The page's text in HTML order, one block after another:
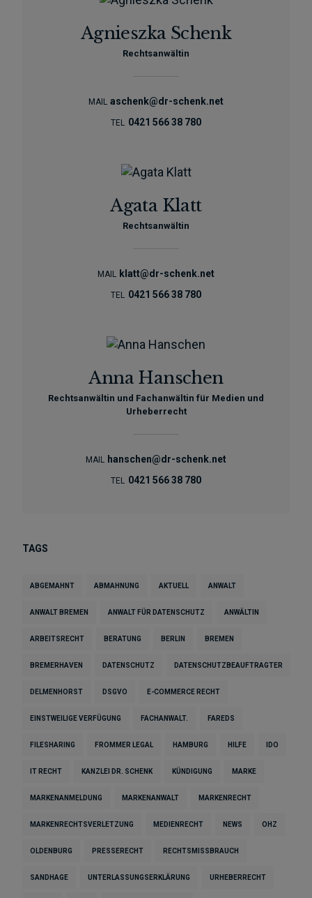
Agnieszka Schenk
Rechtsanwältin
MAIL aschenk@dr-schenk.net
TEL 0421 566 38 780
Agata Klatt
Rechtsanwältin
MAIL klatt@dr-schenk.net
TEL 0421 566 38 780
Anna Hanschen
Rechtsanwältin und Fachanwältin für Medien und
Urheberrecht
MAIL hanschen@dr-schenk.net
TEL 0421 566 38 780
TAGS
ABGEMAHNT ABMAHNUNG AKTUELL ANWALT
ANWALT BREMEN ANWALT FÜR DATENSCHUTZ ANWÄLTIN
ARBEITSRECHT BERATUNG BERLIN BREMEN
BREMERHAVEN DATENSCHUTZ DATENSCHUTZBEAUFTRAGTER
DELMENHORST DSGVO E-COMMERCE RECHT
EINSTWEILIGE VERFÜGUNG FACHANWALT. FAREDS
FILESHARING FROMMER LEGAL HAMBURG HILFE IDO
IT RECHT KANZLEI DR. SCHENK KÜNDIGUNG MARKE
MARKENANMELDUNG MARKENANWALT MARKENRECHT
MARKENRECHTSVERLETZUNG MEDIENRECHT NEWS OHZ
OLDENBURG PRESSERECHT RECHTSMISSBRAUCH
SANDHAGE UNTERLASSUNGSERKLÄRUNG URHEBERRECHT